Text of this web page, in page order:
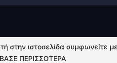
στην ιστοσελίδα συμφωνείτε
ΠΕΡΙΣΣΟΤΕΡΑ